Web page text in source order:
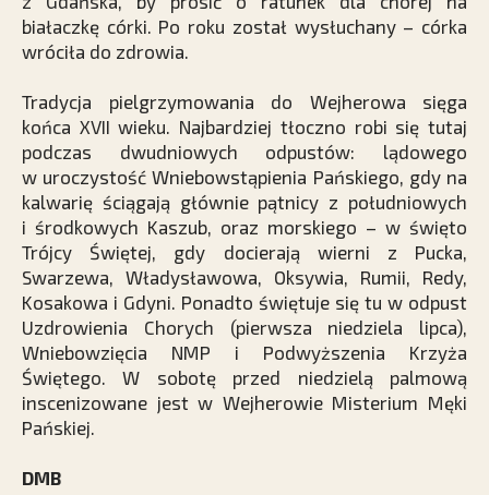
białaczkę córki. Po roku został wysłuchany – córka
wróciła do zdrowia.
Tradycja pielgrzymowania do Wejherowa sięga
końca XVII wieku. Najbardziej tłoczno robi się tutaj
podczas dwudniowych odpustów: lądowego
w uroczystość Wniebowstąpienia Pańskiego, gdy na
kalwarię ściągają głównie pątnicy z południowych
i środkowych Kaszub, oraz morskiego – w święto
Trójcy Świętej, gdy docierają wierni z Pucka,
Swarzewa, Władysławowa, Oksywia, Rumii, Redy,
Kosakowa i Gdyni. Ponadto świętuje się tu w odpust
Uzdrowienia Chorych (pierwsza niedziela lipca),
Wniebowzięcia NMP i Podwyższenia Krzyża
Świętego. W sobotę przed niedzielą palmową
inscenizowane jest w Wejherowie Misterium Męki
Pańskiej.
DMB